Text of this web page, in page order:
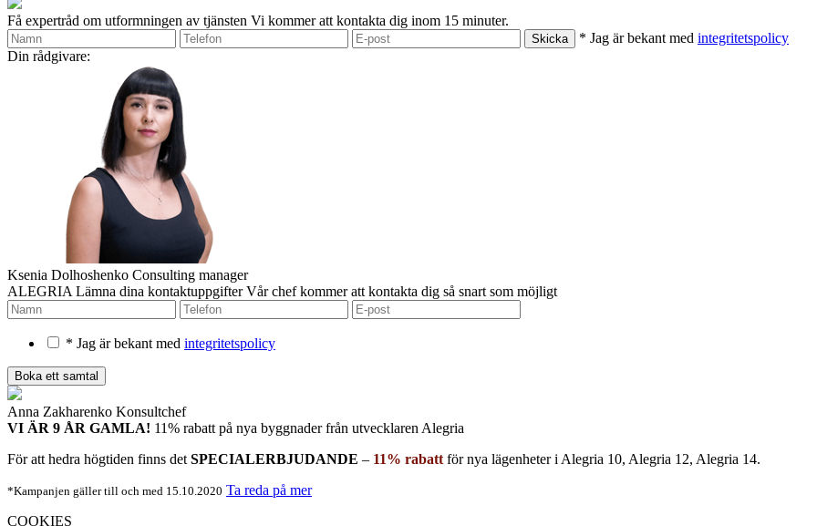
Få expertråd om utformningen av tjänsten Vi kommer att kontakta dig inom 15 minuter.
* Jag är bekant med integritetspolicy
Din rådgivare:
Ksenia Dolhoshenko Consulting manager
ALEGRIA Lämna dina kontaktuppgifter Vår chef kommer att kontakta dig så snart som möjligt
* Jag är bekant med integritetspolicy
Anna Zakharenko Konsultchef
VI ÄR 9 ÅR GAMLA! 11% rabatt på nya byggnader från utvecklaren Alegria
För att hedra högtiden finns det SPECIALERBJUDANDE – 11% rabatt för nya lägenheter i Alegria 10, Alegria 12, Alegria 14.
*Kampanjen gäller till och med 15.10.2020 Ta reda på mer
COOKIES